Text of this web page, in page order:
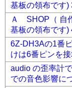
基板の領布です)
Ａ SHOP（ 自
基板の領布です)
6Z-DH3Aの1番
けは6番ピンを
audio の歪率計
での音色影響に